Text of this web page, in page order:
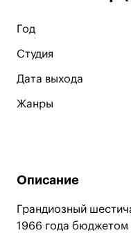
Год
Студия
Дата выхода
Жанры
Описание
Грандиозный
1966 года бюджетом